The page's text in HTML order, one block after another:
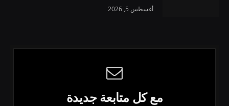
أغسطس 5, 2026
مع كل متابعة جديدة